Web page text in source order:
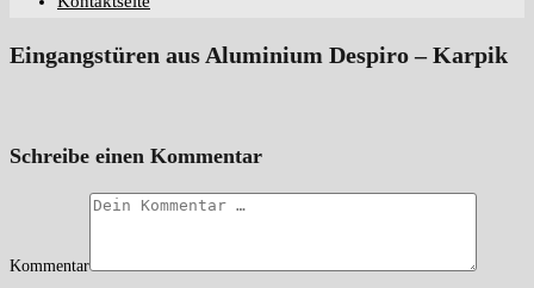
Eingangstüren aus Aluminium Despiro – Karpik
Schreibe einen Kommentar
Kommentar